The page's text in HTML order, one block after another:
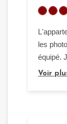
les
équipé.
de sport,
Voir